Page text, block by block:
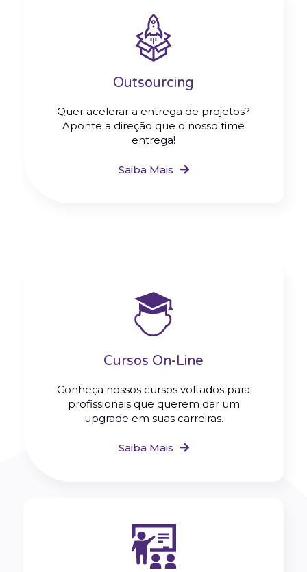
Outsourcing
Quer acelerar a entrega de projetos?
Aponte a direção que o nosso time
entrega!
Saiba Mais
Cursos On-Line
Conheça nossos cursos voltados para
profissionais que querem dar um
upgrade em suas carreiras.
Saiba Mais